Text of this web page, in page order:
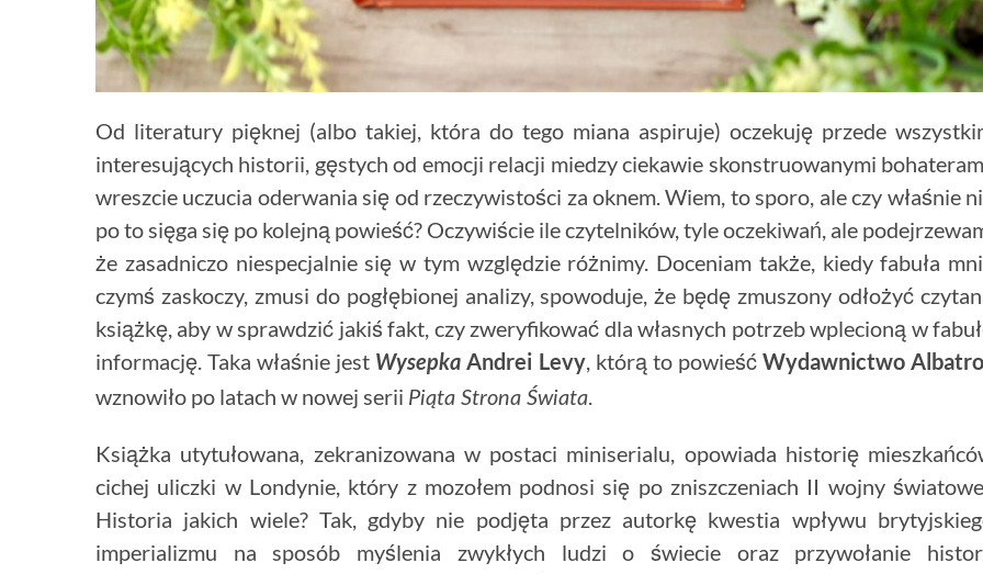
Od literatury pięknej (albo takiej, która do tego miana aspiruje) oczekuję przede
interesujących historii, gęstych od emocji relacji miedzy ciekawie skonstruowanymi
wreszcie uczucia oderwania się od rzeczywistości za oknem. Wiem, to sporo, ale czy właśnie
po to sięga się po kolejną powieść? Oczywiście ile czytelników, tyle oczekiwań, ale
że zasadniczo niespecjalnie się w tym względzie różnimy. Doceniam także, kiedy fabuła
czymś zaskoczy, zmusi do pogłębionej analizy, spowoduje, że będę zmuszony odłożyć
książkę, aby w sprawdzić jakiś fakt, czy zweryfikować dla własnych potrzeb wplecioną w
informację. Taka właśnie jest Wysepka Andrei Levy, którą to powieść Wydawnictwo
wznowiło po latach w nowej serii Piąta Strona Świata.
Książka utytułowana, zekranizowana w postaci miniserialu, opowiada historię
cichej uliczki w Londynie, który z mozołem podnosi się po zniszczeniach II wojny
Historia jakich wiele? Tak, gdyby nie podjęta przez autorkę kwestia wpływu
imperializmu na sposób myślenia zwykłych ludzi o świecie oraz przywołanie